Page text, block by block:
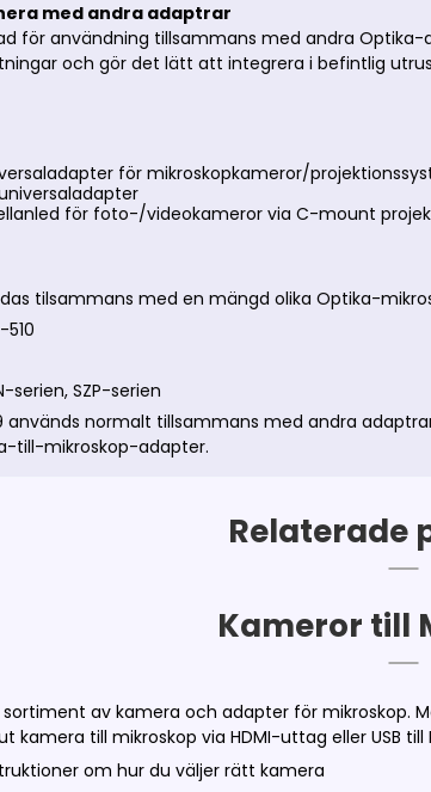
med andra adaptrar
för användning tillsammans med andra
och gör det lätt att integrera i befintlig
för mikroskopkameror/
för foto-/videokameror via C-mount
tilsammans med en mängd olika Optika-
serien, SZP-serien
används normalt tillsammans med andra
till-mikroskop-adapter.
Relaterade
Kameror till
av kamera och adapter för mikroskop.
kamera till mikroskop via HDMI-uttag eller USB till
om hur du väljer rätt kamera